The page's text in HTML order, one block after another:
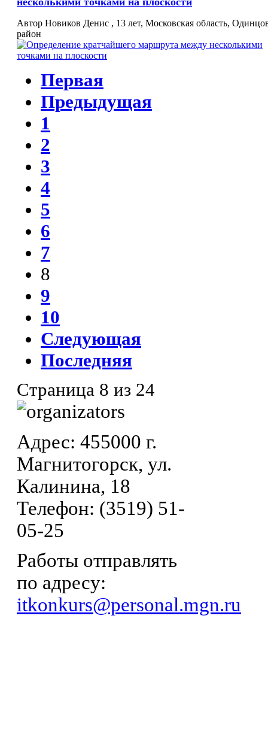
Автор Новиков Денис , 13 лет, Московская облаcть,
район
Первая
Предыдущая
1
2
3
4
5
6
7
8
9
10
Следующая
Последняя
Страница 8 из 24
Адрес: 455000 г.
Магнитогорск, ул.
Калинина, 18
Телефон: (3519) 51-
05-25
Работы отправлять
по адресу:
itkonkurs@personal.mgn.ru